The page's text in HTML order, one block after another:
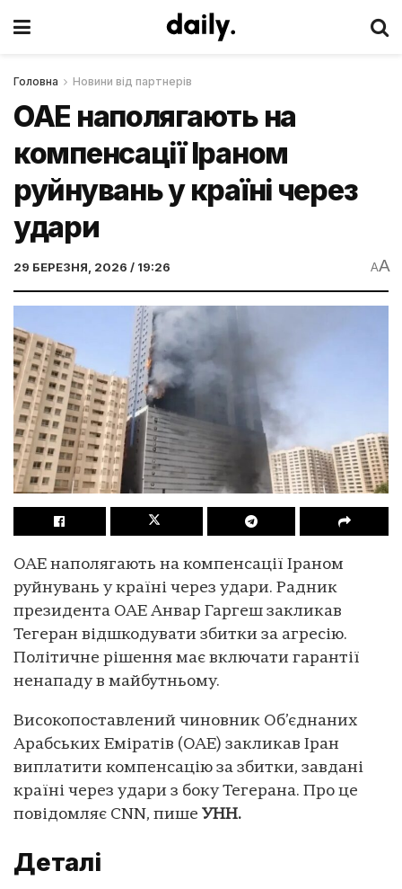
Головна Новини від партнерів
ОАЕ наполягають на
компенсації Іраном
руйнувань у країні через
удари
29 БЕРЕЗНЯ, 2026 / 19:26 AA
ОАЕ наполягають на компенсації Іраном
руйнувань у країні через удари. Радник
президента ОАЕ Анвар Гаргеш закликав
Тегеран відшкодувати збитки за агресію.
Політичне рішення має включати гарантії
ненападу в майбутньому.
Високопоставлений чиновник Об’єднаних
Арабських Еміратів (ОАЕ) закликав Іран
виплатити компенсацію за збитки, завдані
країні через удари з боку Тегерана. Про це
повідомляє CNN, пише УНН.
Деталі